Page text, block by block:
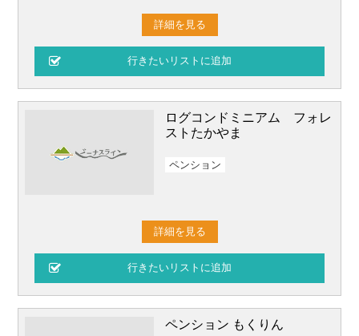
詳細を見る
ログコンドミニアム フォレ
ストたかやま
ペンション
詳細を見る
ペンション もくりん